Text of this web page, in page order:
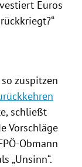
Euros
so zuspitzen
schließt
Vorschläge
Obmann
„Unsinn“.